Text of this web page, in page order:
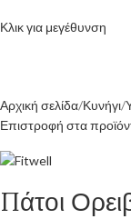
Κλικ για μεγέθυνση
Αρχική σελίδα Κυνήγι
Επιστροφή στα
Πάτοι